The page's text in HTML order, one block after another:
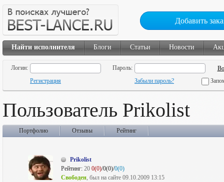
Добавить
Найти исполнителя Блоги Статьи Новости
Логин:
Пароль:
Регистрация
Забыли пароль?
Пользователь Prikolist
Портфолио Отзывы Рейтинг
Prikolist
Рейтинг: 20 0(0)/0(0)/0(0)
Свободен, был на сайте 09.10.2009 13:15